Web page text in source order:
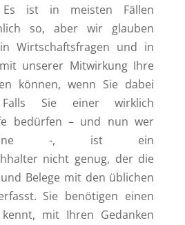
ist in meisten Fällen
so, aber wir glauben
Wirtschaftsfragen und in
unserer Mitwirkung Ihre
können, wenn Sie dabei
Sie einer wirklich
bedürfen – und nun wer
-, ist ein
nicht genug, der die
Belege mit den üblichen
Sie benötigen einen
mit Ihren Gedanken